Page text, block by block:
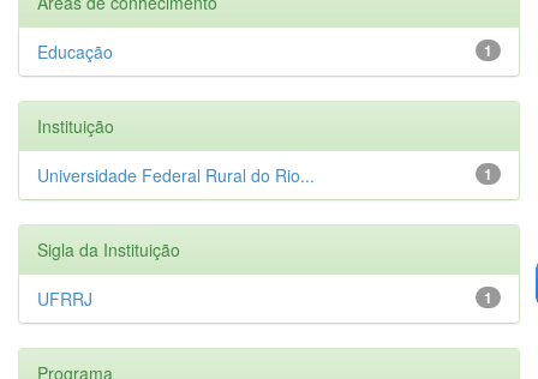
1
Educação
Instituição
1
Universidade Federal Rural do Rio...
Sigla da Instituição
1
UFRRJ
Programa